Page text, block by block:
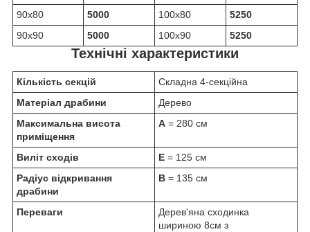
90х80
5000 100х80
5250
90х90
5000 100х90 5250
Технічні характеристики
Кількість секцій
Складна 4-секційна
Матеріал драбини
Дерево
Максимальна висота
приміщення
A = 280 см
Виліт сходів E = 125 см
Радіус відкривання
драбини
B = 135 см
Переваги
Дерев'яна сходинка
шириною 8см з